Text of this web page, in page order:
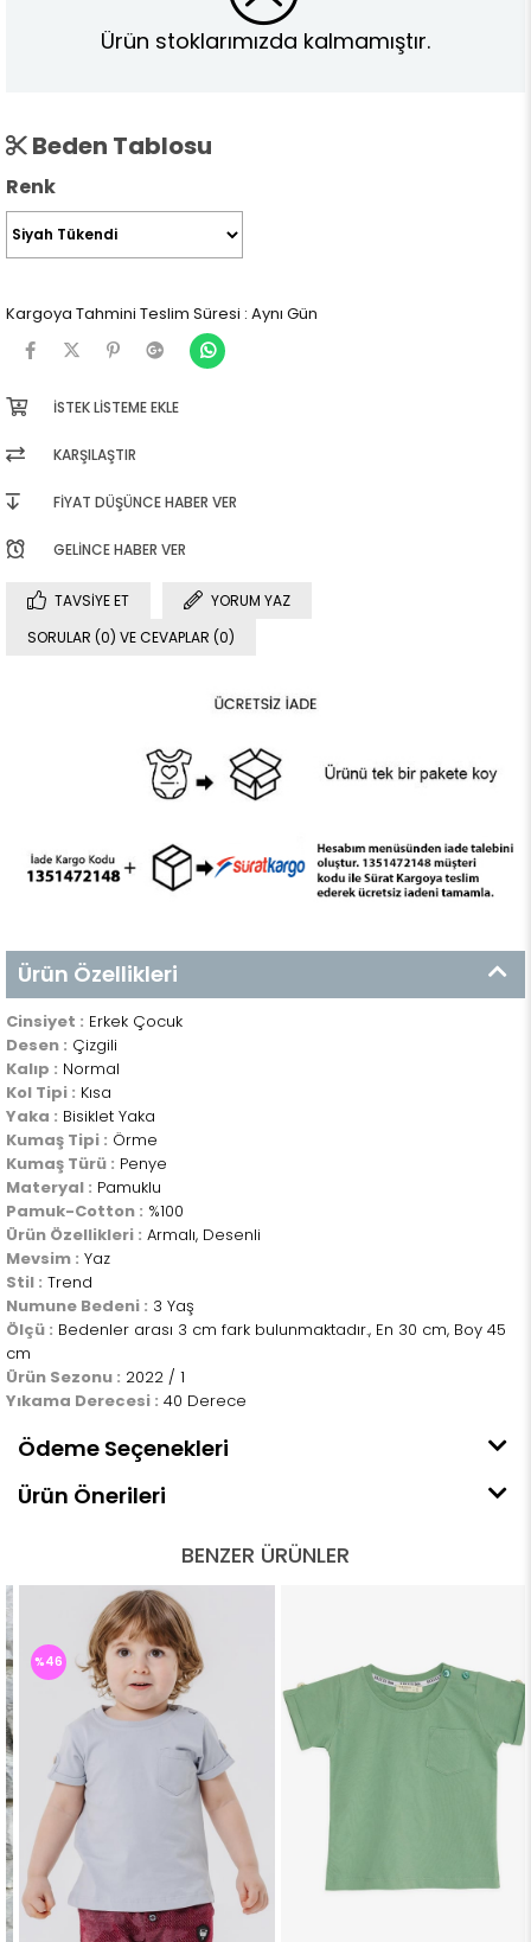
Ürün stoklarımızda kalmamıştır.
Beden Tablosu
Renk
Kargoya Tahmini Teslim Süresi : Aynı Gün
İSTEK LISTEME EKLE
KARŞILAŞTIR
FIYAT DÜŞÜNCE HABER VER
GELINCE HABER VER
TAVSIYE ET
YORUM YAZ
SORULAR (0) VE CEVAPLAR (0)
Ürün Özellikleri
Cinsiyet : Erkek Çocuk
Desen : Çizgili
Kalıp : Normal
Kol Tipi : Kısa
Yaka : Bisiklet Yaka
Kumaş Tipi : Örme
Kumaş Türü : Penye
Materyal : Pamuklu
Pamuk-Cotton : %100
Ürün Özellikleri : Armalı, Desenli
Mevsim : Yaz
Stil : Trend
Numune Bedeni : 3 Yaş
Ölçü : Bedenler arası 3 cm fark bulunmaktadır., En 30 cm, Boy 45
cm
Ürün Sezonu : 2022 / 1
Yıkama Derecesi : 40 Derece
Ödeme Seçenekleri
Ürün Önerileri
BENZER ÜRÜNLER
%46